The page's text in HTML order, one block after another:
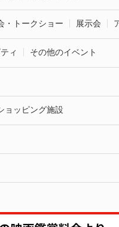
・トークショー 展示会
ィ その他のイベント
ョッピング施設